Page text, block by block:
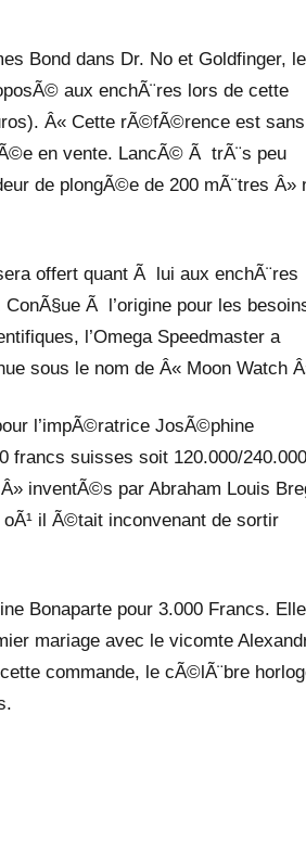
Bond dans Dr. No et Goldfinger, le
aux enchÃ¨res lors de cette
Â« Cette rÃ©fÃ©rence est sans
en vente. LancÃ© Ã trÃ¨s peu
de plongÃ©e de 200 mÃ¨tres Â»
offert quant Ã lui aux enchÃ¨res
Ã l’origine pour les
l’Omega Speedmaster a
sous le nom de Â« Moon Watch
l’impÃ©ratrice JosÃ©phine
francs suisses soit 120.000/240.000
inventÃ©s par Abraham Louis
il Ã©tait inconvenant de sortir
Bonaparte pour 3.000 Francs. Elle
mariage avec le vicomte
commande, le cÃ©lÃ¨bre